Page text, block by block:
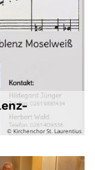
© Kirchenchor St. Laurentius